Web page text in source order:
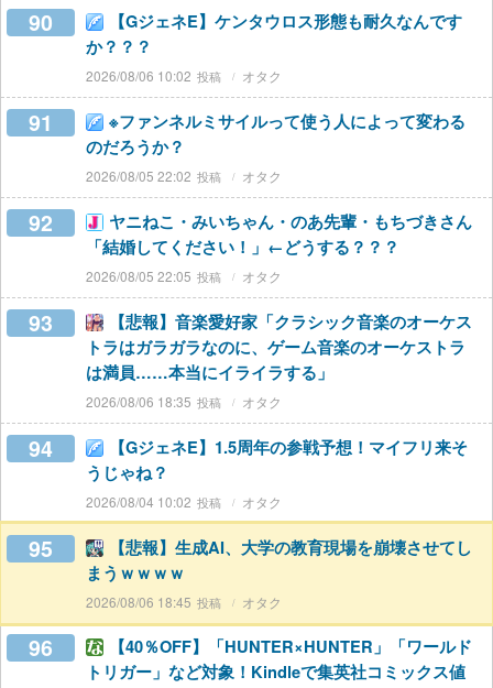
90
【GジェネE】ケンタウロス形態も耐久なんです
か？？？
2026/08/06 10:02 オタク
91
※ファンネルミサイルって使う人によって変わる
のだろうか？
2026/08/05 22:02 オタク
92
ヤニねこ・みいちゃん・のあ先輩・もちづきさん
「結婚してください！」←どうする？？？
2026/08/05 22:05 オタク
93
【悲報】音楽愛好家「クラシック音楽のオーケス
トラはガラガラなのに、ゲーム音楽のオーケストラ
は満員……本当にイライラする」
2026/08/06 18:35 オタク
94
【GジェネE】1.5周年の参戦予想！マイフリ来そ
うじゃね？
2026/08/04 10:02 オタク
95
【悲報】生成AI、大学の教育現場を崩壊させてし
まうｗｗｗｗ
2026/08/06 18:45 オタク
96
【40％OFF】「HUNTER×HUNTER」「ワールド
トリガー」など対象！Kindleで集英社コミックス値